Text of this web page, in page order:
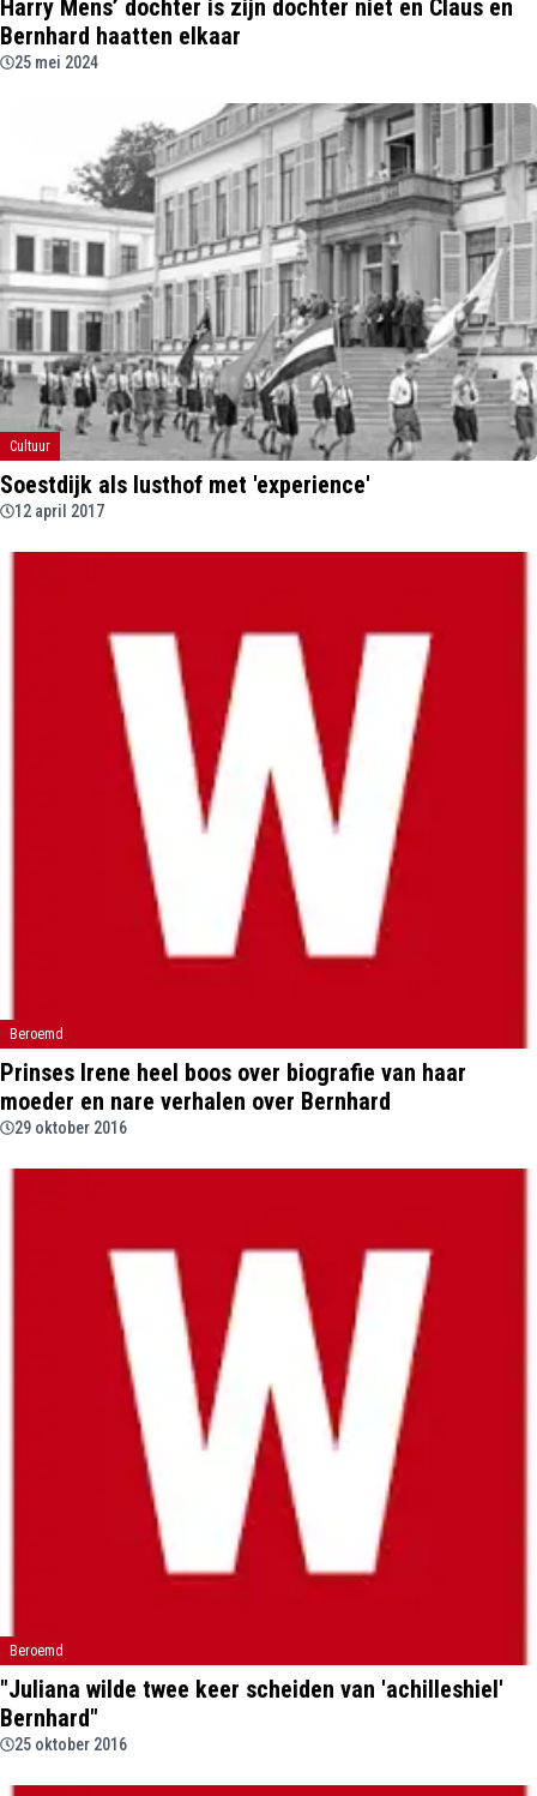
Harry Mens’ dochter is zijn dochter niet en Claus en
Bernhard haatten elkaar
25 mei 2024
Cultuur
Soestdijk als lusthof met 'experience'
12 april 2017
Beroemd
Prinses Irene heel boos over biografie van haar
moeder en nare verhalen over Bernhard
29 oktober 2016
Beroemd
"Juliana wilde twee keer scheiden van 'achilleshiel'
Bernhard"
25 oktober 2016